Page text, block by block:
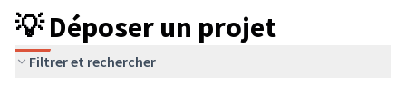
💡 Déposer un projet
Filtrer et rechercher